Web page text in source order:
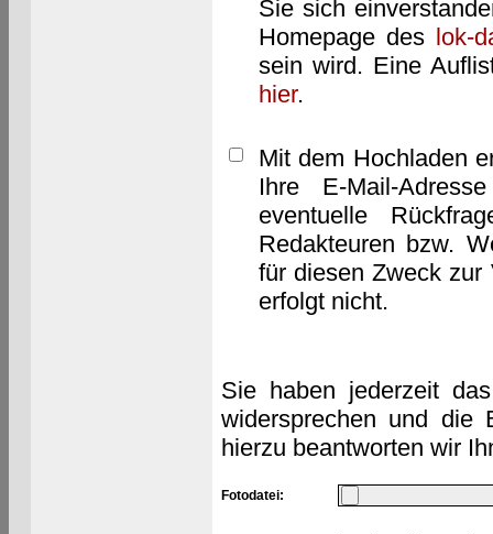
Sie sich
Homepage des lok-
sein wird. Eine
hier.
Mit dem Hochladen
Ihre E-Mail-
eventuelle
Redakteuren bzw.
für diesen Zweck zur
erfolgt nicht.
Sie haben jederzeit
widersprechen und die
hierzu beantworten wir
Fotodatei: